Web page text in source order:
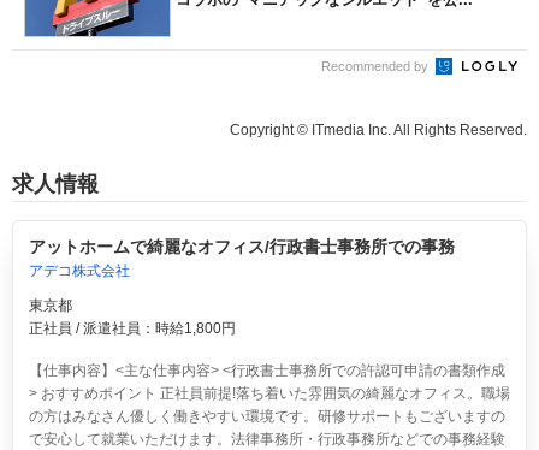
Recommended by
Copyright © ITmedia Inc. All Rights Reserved.
求人情報
アットホームで綺麗なオフィス/行政書士事務所での事務
アデコ株式会社
東京都
正社員 / 派遣社員：時給1,800円
【仕事内容】<主な仕事内容> <行政書士事務所での許認可申請の書類作成
> おすすめポイント 正社員前提!落ち着いた雰囲気の綺麗なオフィス。職場
の方はみなさん優しく働きやすい環境です。研修サポートもございますの
で安心して就業いただけます。法律事務所・行政事務所などでの事務経験